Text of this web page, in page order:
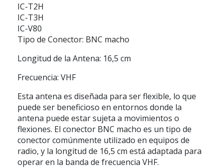
IC-T2H
IC-T3H
IC-V80
Tipo de Conector: BNC macho
Longitud de la Antena: 16,5 cm
Frecuencia: VHF
Esta antena es diseñada para ser flexible, lo que
puede ser beneficioso en entornos donde la
antena puede estar sujeta a movimientos o
flexiones. El conector BNC macho es un tipo de
conector comúnmente utilizado en equipos de
radio, y la longitud de 16,5 cm está adaptada para
operar en la banda de frecuencia VHF.